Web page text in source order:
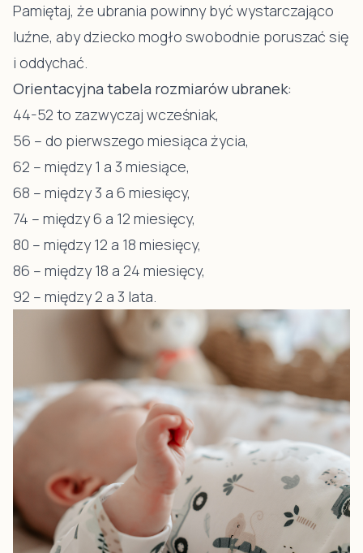
Pamiętaj, że ubrania powinny być wystarczająco
luźne, aby dziecko mogło swobodnie poruszać się
i oddychać.
Orientacyjna tabela rozmiarów ubranek:
44-52 to zazwyczaj wcześniak,
56 – do pierwszego miesiąca życia,
62 – między 1 a 3 miesiące,
68 – między 3 a 6 miesięcy,
74 – między 6 a 12 miesięcy,
80 – między 12 a 18 miesięcy,
86 – między 18 a 24 miesięcy,
92 – między 2 a 3 lata.